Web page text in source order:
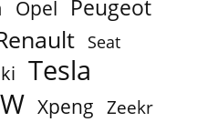
Opel Peugeot
Seat
Tesla
Xpeng Zeekr